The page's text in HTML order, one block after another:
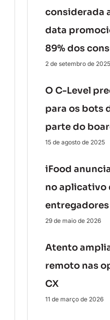
considerada
data
89% dos
2 de setembro de 2025
O C-Level
para os bots
parte do
15 de agosto de 2025
iFood
no aplicativo
entregadores
29 de maio de 2026
Atento
remoto nas
CX
11 de março de 2026